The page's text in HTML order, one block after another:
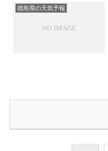
徳島県の天気予報